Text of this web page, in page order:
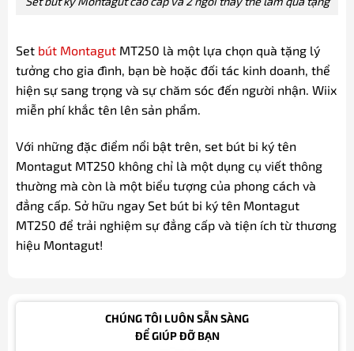
Set bút MontagutMT250 là một lựa chọn quà tặng lý
tưởng cho gia đình, bạn bè hoặc đối tác kinh doanh, thể
hiện sự sang trọng và sự chăm sóc đến người nhận. Wiix
miễn phí khắc tên lên sản phẩm.
Với những đặc điểm nổi bật trên, set bút bi ký tên
Montagut MT250 không chỉ là một dụng cụ viết thông
thường mà còn là một biểu tượng của phong cách và
đẳng cấp. Sở hữu ngay Set bút bi ký tên Montagut
MT250 để trải nghiệm sự đẳng cấp và tiện ích từ thương
hiệu Montagut!
CHÚNG TÔI LUÔN SẴN SÀNG
ĐỂ GIÚP ĐỠ BẠN